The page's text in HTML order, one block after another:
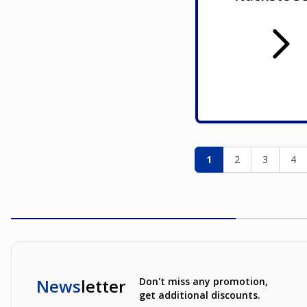
SeiteSie lesen gerade die
1 Seite
2 Seite
3 Seite
4
Newsletter
Don't miss any promotion,
get additional discounts.